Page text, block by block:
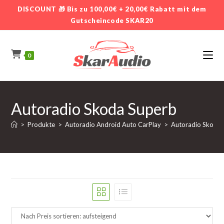
springen
DISCOUNT 🎁 Bis zu 100,00€ + 20,00€ Rabatt mit dem
Gutscheincode SKAR20
0
Autoradio Skoda Superb
> Produkte > Autoradio Android Auto CarPlay > Autoradio Skoda